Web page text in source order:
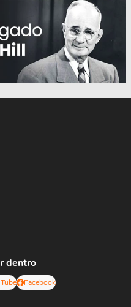
dentro
Facebook